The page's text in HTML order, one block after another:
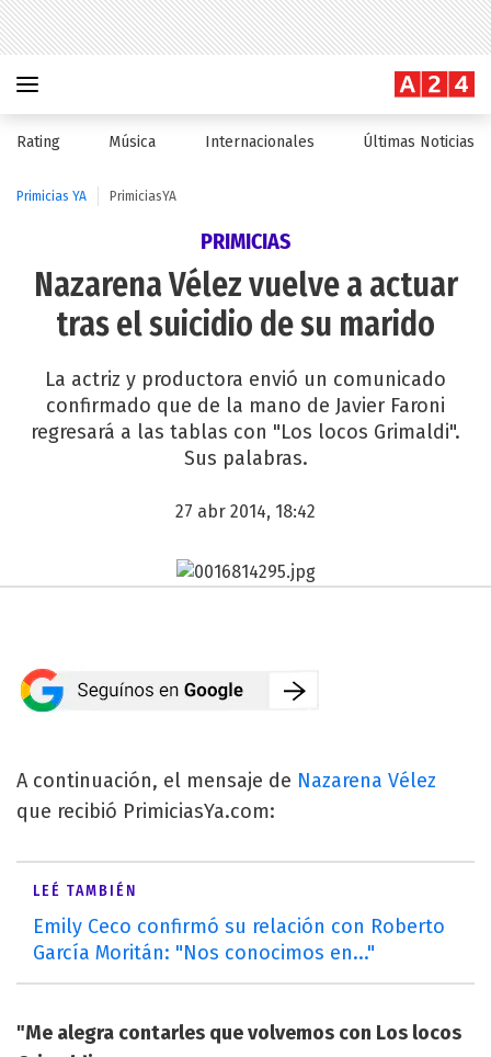
Rating Música Internacionales Últimas Noticias
Primicias YA PrimiciasYA
PRIMICIAS
Nazarena Vélez vuelve a actuar
tras el suicidio de su marido
La actriz y productora envió un comunicado
confirmado que de la mano de Javier Faroni
regresará a las tablas con "Los locos Grimaldi".
Sus palabras.
27 abr 2014, 18:42
A continuación, el mensaje de Nazarena Vélez
que recibió PrimiciasYa.com:
LEÉ TAMBIÉN
Emily Ceco confirmó su relación con Roberto
García Moritán: "Nos conocimos en..."
"Me alegra contarles que volvemos con Los locos